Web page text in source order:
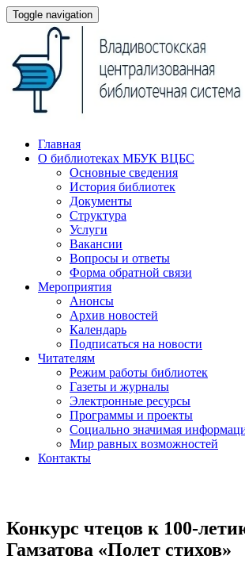
Toggle navigation
Главная
О библиотеках МБУК ВЦБС
Основные сведения
История библиотек
Документы
Структура
Услуги
Вакансии
Вопросы и ответы
Форма обратной связи
Мероприятия
Анонсы
Архив новостей
Календарь
Подписаться на новости
Читателям
Режим работы библиотек
Газеты и журналы
Электронные ресурсы
Программы и проекты
Социально значимая
Мир равных возможностей
Контакты
Конкурс чтецов к 100-
Гамзатова «Полет стихов»